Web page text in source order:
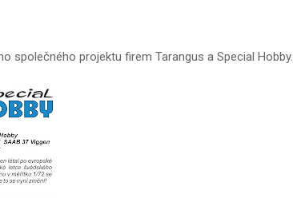
společného projektu firem Tarangus a Special Hobby.